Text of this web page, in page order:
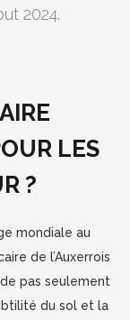
2024.
LES
?
mondiale au
de l’Auxerrois
pas seulement
du sol et la